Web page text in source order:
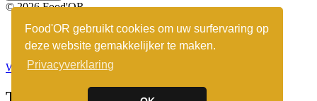
Food'OR gebruikt cookies om uw surfervaring op
deze website gemakkelijker te maken.
Privacyverklaring
© 2026 Food'OR
Algemene voorwaarden
Disclaimer
Webshop nodig? Custoflex.com